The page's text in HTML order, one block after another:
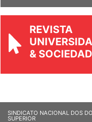
REVISTA
& SOCIEDADE